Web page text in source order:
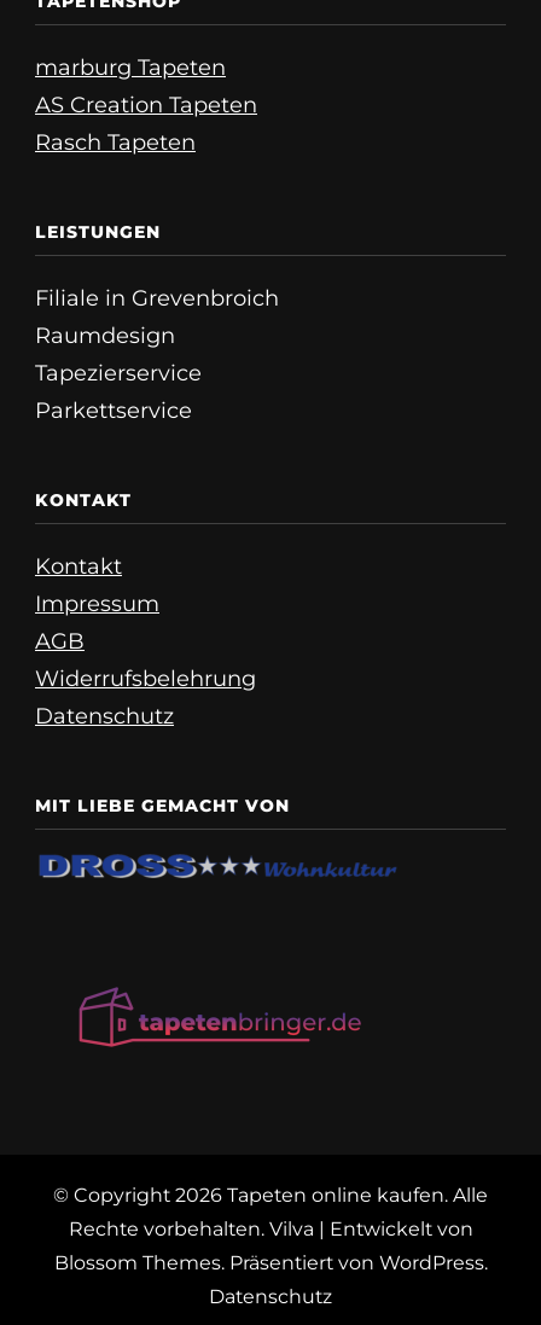
marburg Tapeten
AS Creation Tapeten
Rasch Tapeten
LEISTUNGEN
Filiale in Grevenbroich
Raumdesign
Tapezierservice
Parkettservice
KONTAKT
Kontakt
Impressum
AGB
Widerrufsbelehrung
Datenschutz
MIT LIEBE GEMACHT VON
© Copyright 2026 Tapeten online kaufen. Alle
Rechte vorbehalten.Vilva | Entwickelt von
Blossom Themes. Präsentiert von WordPress.
Datenschutz